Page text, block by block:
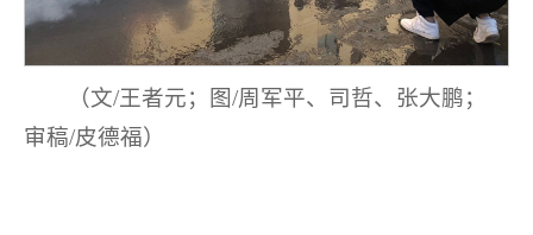
（文/王者元；图/周军平、司哲、张大鹏；
审稿/皮德福）